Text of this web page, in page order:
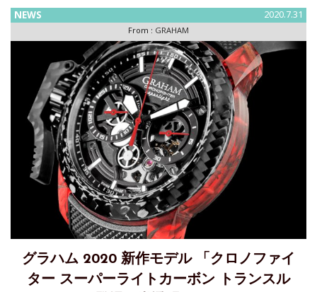
NEWS 2020.7.31
From : GRAHAM
グラハム 2020 新作モデル 「クロノファイ
ター スーパーライトカーボン トランスル